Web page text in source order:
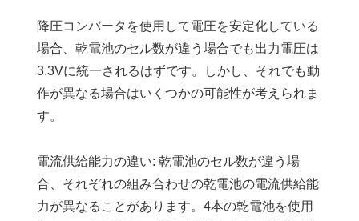
降圧コンバータを使用して電圧を安定化している
場合、乾電池のセル数が違う場合でも出力電圧は
3.3Vに統一されるはずです。しかし、それでも動
作が異なる場合はいくつかの可能性が考えられま
す。
電流供給能力の違い: 乾電池のセル数が違う場
合、それぞれの組み合わせの乾電池の電流供給能
力が異なることがあります。4本の乾電池を使用